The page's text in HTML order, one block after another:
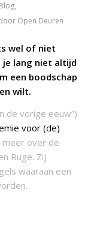
Blog,
Open Deuren
wel of niet
je lang niet altijd
een boodschap
wilt.
de vorige eeuw”)
voor (de)
meer over de
Ruge. Zij
waaraan een